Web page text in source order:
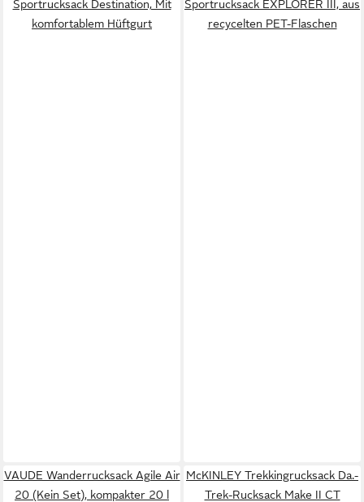
Sportrucksack Destination, Mit
komfortablem Hüftgurt
Sportrucksack EXPLORER III, aus
recycelten PET-Flaschen
VAUDE Wanderrucksack Agile Air
20 (Kein Set), kompakter 20 l
McKINLEY Trekkingrucksack Da.-
Trek-Rucksack Make II CT